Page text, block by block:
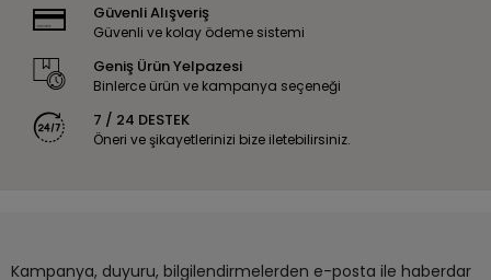
Güvenli Alışveriş
Güvenli ve kolay ödeme sistemi
Geniş Ürün Yelpazesi
Binlerce ürün ve kampanya seçeneği
7 / 24 DESTEK
Öneri ve şikayetlerinizi bize iletebilirsiniz.
Kampanya, duyuru, bilgilendirmelerden e-posta ile haberdar